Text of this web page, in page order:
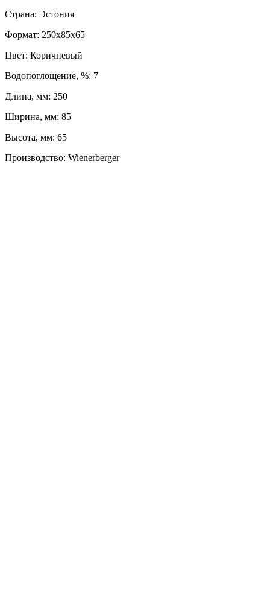
Страна: Эстония
Формат: 250x85x65
Цвет: Коричневый
Водопоглощение, %: 7
Длина, мм: 250
Ширина, мм: 85
Высота, мм: 65
Производство: Wienerberger